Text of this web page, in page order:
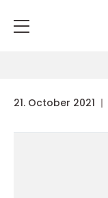
21. October 2021